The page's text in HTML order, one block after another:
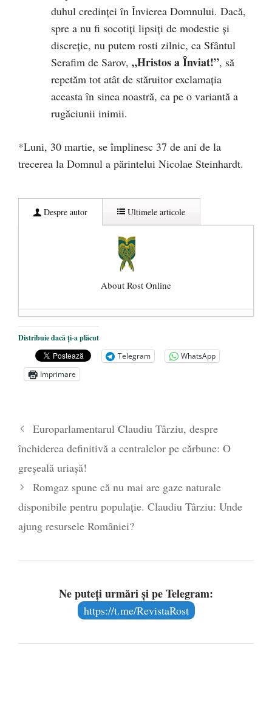
duhul credinței în Învierea Domnului. Dacă,
spre a nu fi socotiți lipsiți de modestie și
discreție, nu putem rosti zilnic, ca Sfântul
Serafim de Sarov, „Hristos a Înviat!”, să
repetăm tot atât de stăruitor exclamația
aceasta în sinea noastră, ca pe o variantă a
rugăciunii inimii.
*Luni, 30 martie, se împlinesc 37 de ani de la
trecerea la Domnul a părintelui Nicolae Steinhardt.
Despre autor Ultimele articole
About Rost Online
Dezvăluiri cutremurătoare despre
președintele Ucrainei, Volodymyr
Zelensky
- 13 mai 2026
Statul care servește Națiunea
poetului Octavian Goga, înlăturat din Iași
- 16 aprilie 2026
Distribuie dacă ți-a plăcut
Telegram
WhatsApp
Imprimare
Europarlamentarul Claudiu Târziu, despre
închiderea definitivă a centralelor pe cărbune: O
greșeală uriașă!
Romgaz spune că nu mai are gaze naturale
disponibile pentru populație. Claudiu Târziu: Unde
ajung resursele României?
Ne puteți urmări și pe Telegram:
https://t.me/RevistaRost